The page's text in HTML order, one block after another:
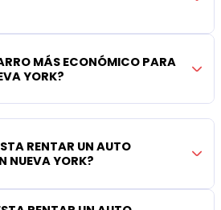
MÁS ECONÓMICO PARA
YORK?
RENTAR UN AUTO
NUEVA YORK?